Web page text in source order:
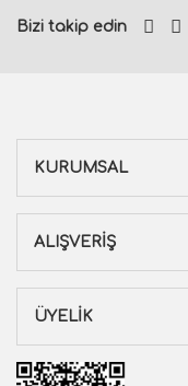
Bizi takip edin
KURUMSAL
ALIŞVERİŞ
ÜYELİK